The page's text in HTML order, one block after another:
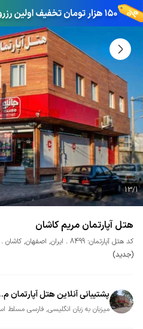
13/1
هتل آپارتمان مریم کاشان
کد هتل آپارتمان: 8499 ایران, اصفهان, کاشان
(جدید)
پشتیبانی آنلاین هتل آپارتمان
میزبان به زبان انگلیسی, فارسی مسلط